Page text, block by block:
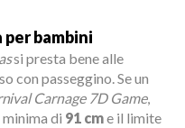
bambini
si presta bene alle
con passeggino. Se un
Carnage 7D Game,
di 91 cme il limite